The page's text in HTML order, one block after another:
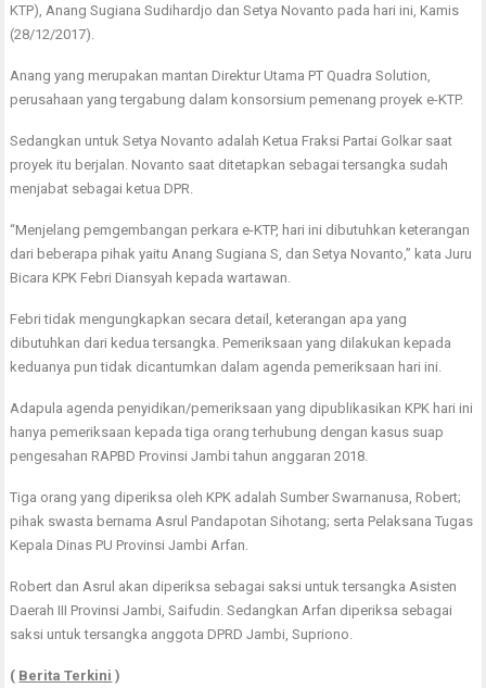
KTP), Anang Sugiana Sudihardjo dan Setya Novanto pada hari ini, Kamis
(28/12/2017).
Anang yang merupakan mantan Direktur Utama PT Quadra Solution,
perusahaan yang tergabung dalam konsorsium pemenang proyek e-KTP.
Sedangkan untuk Setya Novanto adalah Ketua Fraksi Partai Golkar saat
proyek itu berjalan. Novanto saat ditetapkan sebagai tersangka sudah
menjabat sebagai ketua DPR.
“Menjelang pemgembangan perkara e-KTP, hari ini dibutuhkan keterangan
dari beberapa pihak yaitu Anang Sugiana S, dan Setya Novanto,” kata Juru
Bicara KPK Febri Diansyah kepada wartawan.
Febri tidak mengungkapkan secara detail, keterangan apa yang
dibutuhkan dari kedua tersangka. Pemeriksaan yang dilakukan kepada
keduanya pun tidak dicantumkan dalam agenda pemeriksaan hari ini.
Adapula agenda penyidikan/pemeriksaan yang dipublikasikan KPK hari ini
hanya pemeriksaan kepada tiga orang terhubung dengan kasus suap
pengesahan RAPBD Provinsi Jambi tahun anggaran 2018.
Tiga orang yang diperiksa oleh KPK adalah Sumber Swarnanusa, Robert;
pihak swasta bernama Asrul Pandapotan Sihotang; serta Pelaksana Tugas
Kepala Dinas PU Provinsi Jambi Arfan.
Robert dan Asrul akan diperiksa sebagai saksi untuk tersangka Asisten
Daerah III Provinsi Jambi, Saifudin. Sedangkan Arfan diperiksa sebagai
saksi untuk tersangka anggota DPRD Jambi, Supriono.
( Berita Terkini )